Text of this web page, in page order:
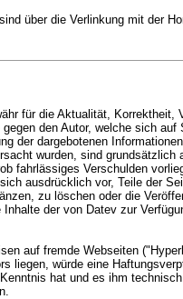
über die Verlinkung mit der
für die Aktualität,
den Autor, welche sich
der dargebotenen
wurden, sind
fahrlässiges Verschulden
ausdrücklich vor, Teile der
zu löschen oder die
der von Datev zur
auf fremde Webseiten
liegen, würde eine
hat und es ihm